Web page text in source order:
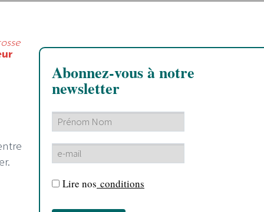
Abonnez-vous à notre
newsletter
Lire nos conditions